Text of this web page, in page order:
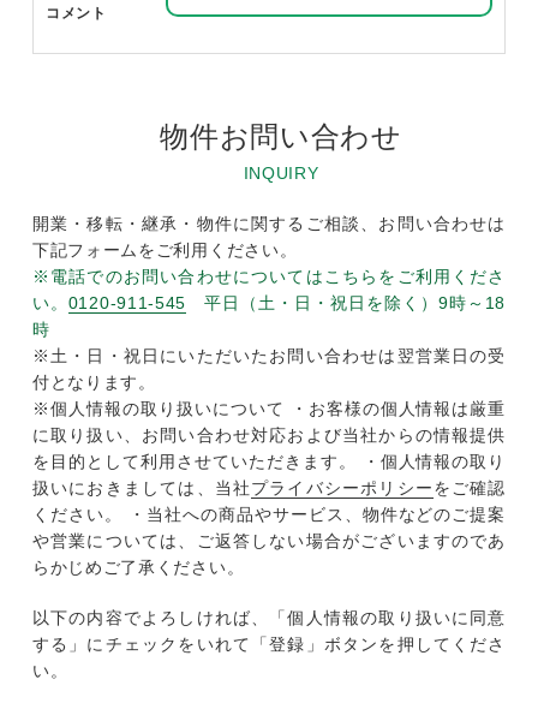
コメント
物件お問い合わせ
INQUIRY
開業・移転・継承・物件に関するご相談、お問い合わせは
下記フォームをご利用ください。
※電話でのお問い合わせについてはこちらをご利用くださ
い。 0120-911-545 平日（土・日・祝日を除く）9時～18
時
※土・日・祝日にいただいたお問い合わせは翌営業日の受
付となります。
※個人情報の取り扱いについて ・お客様の個人情報は厳重
に取り扱い、お問い合わせ対応および当社からの情報提供
を目的として利用させていただきます。 ・個人情報の取り
扱いにおきましては、当社プライバシーポリシーをご確認
ください。 ・当社への商品やサービス、物件などのご提案
や営業については、ご返答しない場合がございますのであ
らかじめご了承ください。
以下の内容でよろしければ、「個人情報の取り扱いに同意
する」にチェックをいれて「登録」ボタンを押してくださ
い。